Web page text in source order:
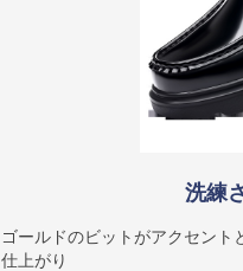
洗練
ゴールドのビットがアクセント
仕上がり